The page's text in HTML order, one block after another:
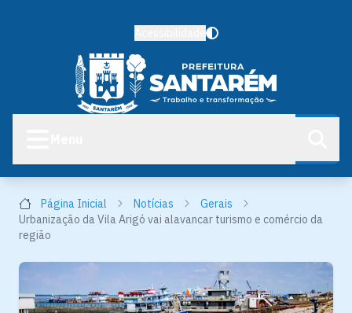
Página Inicial Notícias
Gerais
Urbanização da Vila Arigó vai alavancar turismo e comércio da
região